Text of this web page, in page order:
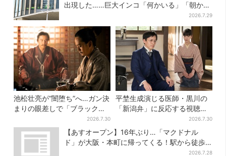
出現した……巨大インコ「何かいる」「朝から
2026.7.29
池松壮亮が“闇堕ち”へ…ガン決
まりの眼差しで「ブラック秀
吉がログイン」【豊臣兄弟】
2026.7.30
平埜生成演じる医師・黒川の
「新潟弁」に反応する視聴者
2026.7.30
【あすオープン】16年ぶり…「マクドナル
ド」が大阪・本町に帰ってくる！駅から徒歩1
2026.7.28